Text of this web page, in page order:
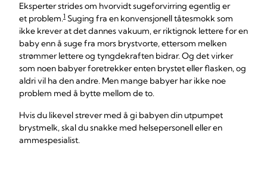
Eksperter strides om hvorvidt sugeforvirring egentlig er
et problem.1 Suging fra en konvensjonell tåtesmokk som
ikke krever at det dannes vakuum, er riktignok lettere for en
baby enn å suge fra mors brystvorte, ettersom melken
strømmer lettere og tyngdekraften bidrar. Og det virker
som noen babyer foretrekker enten brystet eller flasken, og
aldri vil ha den andre. Men mange babyer har ikke noe
problem med å bytte mellom de to.
Hvis du likevel strever med å gi babyen din utpumpet
brystmelk, skal du snakke med helsepersonell eller en
ammespesialist.